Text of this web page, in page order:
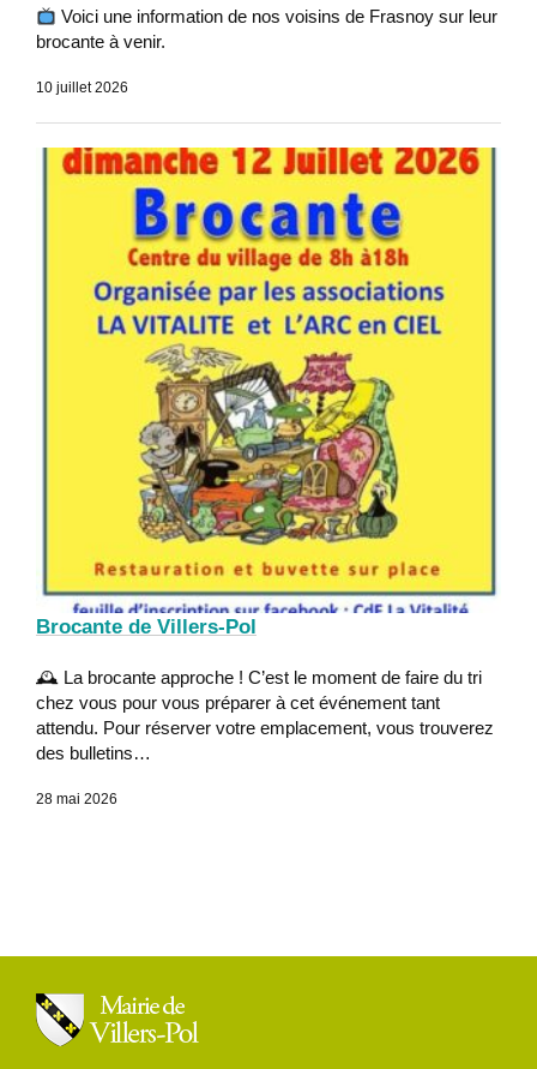
Voici une information de nos voisins de Frasnoy sur leur
brocante à venir.
10 juillet 2026
Brocante de Villers-Pol
🕰 La brocante approche ! C’est le moment de faire du tri
chez vous pour vous préparer à cet événement tant
attendu. Pour réserver votre emplacement, vous trouverez
des bulletins…
28 mai 2026